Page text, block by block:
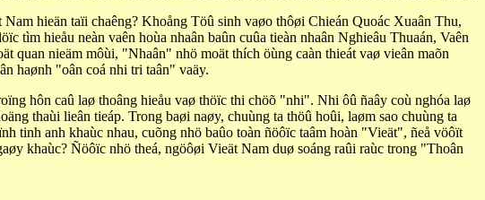
hieän taïi chaêng? Khoång Töû sinh vaøo thôøi Chieán Quoác Xuaân Thu,
tìm hieåu neàn vaên hoùa nhaân baûn cuûa tieàn nhaân Nghieâu Thuaán, Vaên
quan nieäm môùi, "Nhaân" nhö moät thích öùng caàn thieát vaø vieân maõn
haønh "oân coá nhi tri taân" vaäy.
hôn caû laø thoâng hieåu vaø thöïc thi chöõ "nhi". Nhi ôû ñaây coù nghóa laø
thaùi lieân tieáp. Trong baøi naøy, chuùng ta thöû hoûi, laøm sao chuùng ta
tinh anh khaùc nhau, cuõng nhö baûo toàn ñöôïc taâm hoàn "Vieät", ñeå vöôït
khaùc? Ñöôïc nhö theá, ngöôøi Vieät Nam duø soáng raûi raùc trong "Thoân